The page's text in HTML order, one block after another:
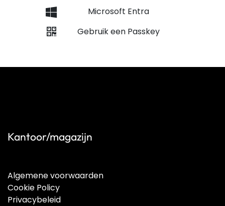
Microsoft Entra
Gebruik een Passkey
Kantoor/magazijn
Algemene voorwaarden
Cookie Policy
Privacybeleid